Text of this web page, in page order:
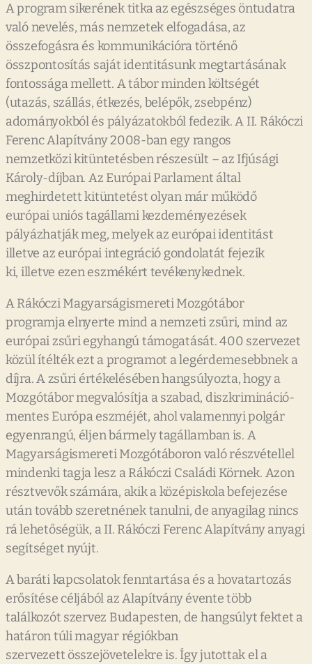
A program sikerének titka az egészséges öntudatra
való nevelés, más nemzetek elfogadása, az
összefogásra és kommunikációra történő
összpontosítás saját identitásunk megtartásának
fontossága mellett. A tábor minden költségét
(utazás, szállás, étkezés, belépők, zsebpénz)
adományokból és pályázatokból fedezik. A II. Rákóczi
Ferenc Alapítvány 2008-ban egy rangos
nemzetközi kitüntetésben részesült – az Ifjúsági
Károly-díjban. Az Európai Parlament által
meghirdetett kitüntetést olyan már működő
európai uniós tagállami kezdeményezések
pályázhatják meg, melyek az európai identitást
illetve az európai integráció gondolatát fejezik
ki, illetve ezen eszmékért tevékenykednek.
A Rákóczi Magyarságismereti Mozgótábor
programja elnyerte mind a nemzeti zsűri, mind az
európai zsűri egyhangú támogatását. 400 szervezet
közül ítélték ezt a programot a legérdemesebbnek a
díjra. A zsűri értékelésében hangsúlyozta, hogy a
Mozgótábor megvalósítja a szabad, diszkrimináció-
mentes Európa eszméjét, ahol valamennyi polgár
egyenrangú, éljen bármely tagállamban is. A
Magyarságismereti Mozgótáboron való részvétellel
mindenki tagja lesz a Rákóczi Családi Körnek. Azon
résztvevők számára, akik a középiskola befejezése
után tovább szeretnének tanulni, de anyagilag nincs
rá lehetőségük, a II. Rákóczi Ferenc Alapítvány anyagi
segítséget nyújt.
A baráti kapcsolatok fenntartása és a hovatartozás
erősítése céljából az Alapítvány évente több
találkozót szervez Budapesten, de hangsúlyt fektet a
határon túli magyar régiókban
szervezett összejövetelekre is. Így jutottak el a